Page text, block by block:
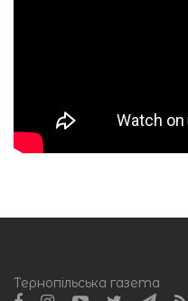
Тернопільська газета